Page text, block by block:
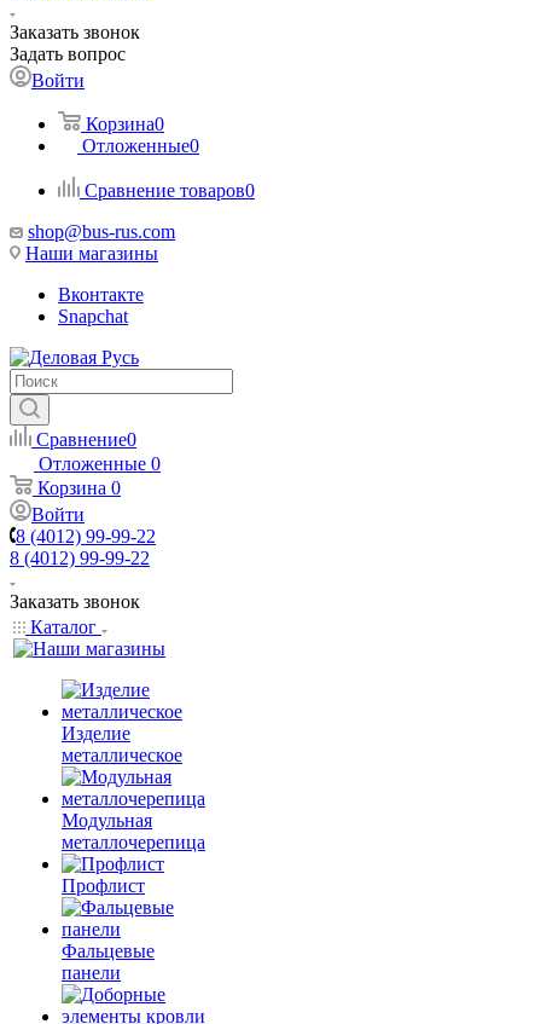
Заказать звонок
Задать вопрос
Войти
Корзина0
Отложенные0
Сравнение товаров0
shop@bus-rus.com
Наши магазины
Вконтакте
Snapchat
Сравнение0
Отложенные 0
Корзина 0
Войти
8 (4012) 99-99-22
8 (4012) 99-99-22
Заказать звонок
Каталог
Изделие
металлическое
Модульная
металлочерепица
Профлист
Фальцевые
панели